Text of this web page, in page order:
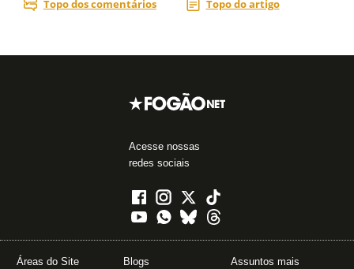
Acesse nossas
redes sociais
Áreas do Site Blogs
Assuntos mais